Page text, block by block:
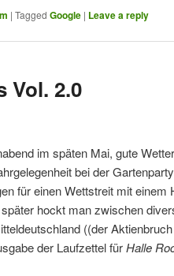
| Tagged Google | Leave a reply
Vol. 2.0
im späten Mai, gute
bei der
für einen Wettstreit mit einem
hockt man zwischen
((der
der Laufzettel fürHalle